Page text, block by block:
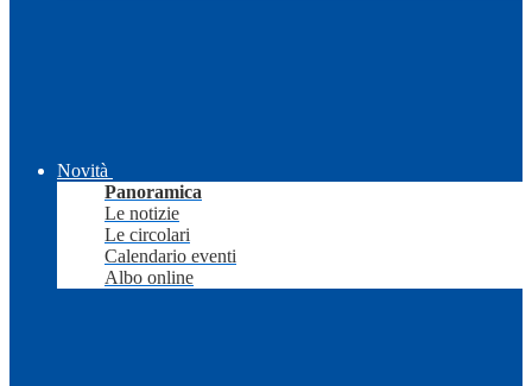
Novità
Panoramica
Le notizie
Le circolari
Calendario eventi
Albo online